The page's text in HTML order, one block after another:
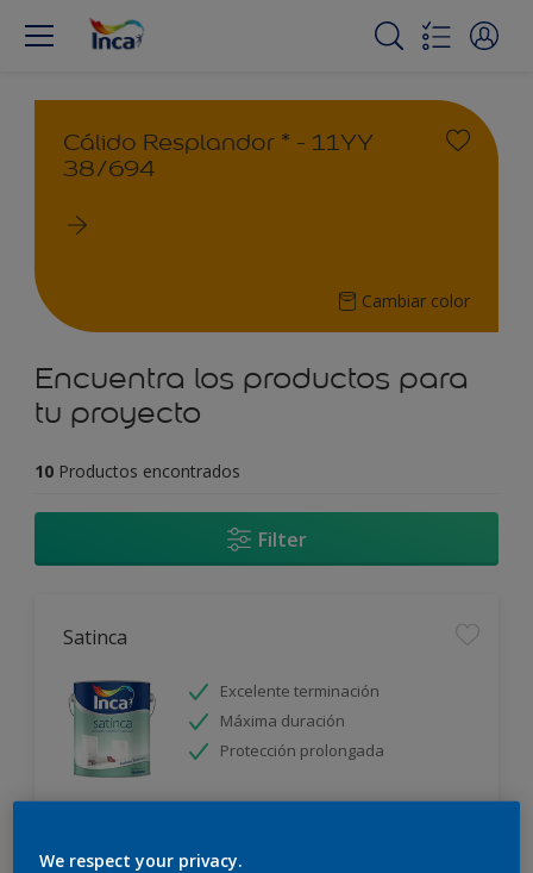
Cálido Resplandor * - 11YY
38/694
Cambiar color
Encuentra los productos para
tu proyecto
10 Productos encontrados
Filter
Satinca
Excelente terminación
Máxima duración
Protección prolongada
We respect your privacy.